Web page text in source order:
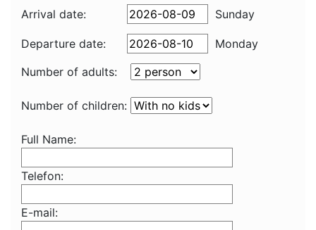
Arrival date: Sunday
Departure date:
Monday
Number of adults:
Number of children:
Full Name:
Telefon:
E-mail: